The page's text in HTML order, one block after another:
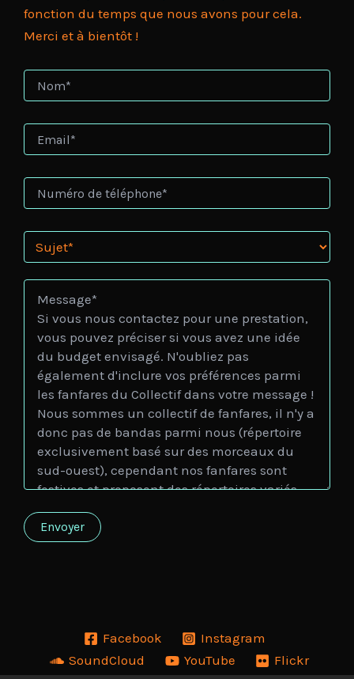
fonction du temps que nous avons pour cela.
Merci et à bientôt !
Facebook
Instagram
SoundCloud
YouTube Flickr